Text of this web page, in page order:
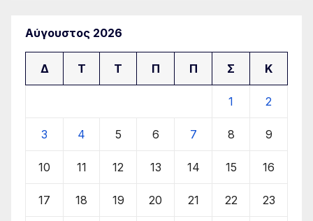
Αύγουστος 2026
Δ Τ Τ Π Π Σ Κ
1 2
3 4 5 6 7 8 9
10 11 12 13 14 15 16
17 18 19 20 21 22 23